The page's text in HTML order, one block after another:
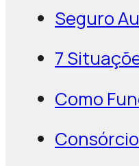
Seguro
7
Como